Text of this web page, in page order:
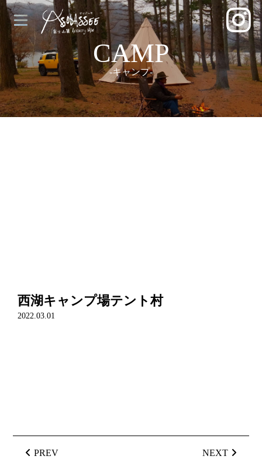
CAMP
-キャンプ-
西湖キャンプ場テント村
2022.03.01
PREV NEXT